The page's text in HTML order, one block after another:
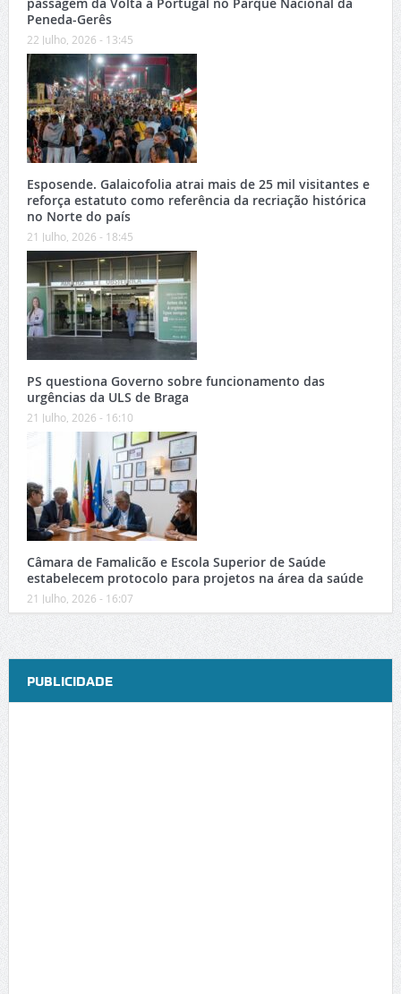
Peneda-Gerês
22 Julho, 2026 - 13:45
Esposende. Galaicofolia atrai mais de 25 mil visitantes e
reforça estatuto como referência da recriação histórica
no Norte do país
21 Julho, 2026 - 18:45
PS questiona Governo sobre funcionamento das
urgências da ULS de Braga
21 Julho, 2026 - 16:10
Câmara de Famalicão e Escola Superior de Saúde
estabelecem protocolo para projetos na área da saúde
21 Julho, 2026 - 16:07
PUBLICIDADE